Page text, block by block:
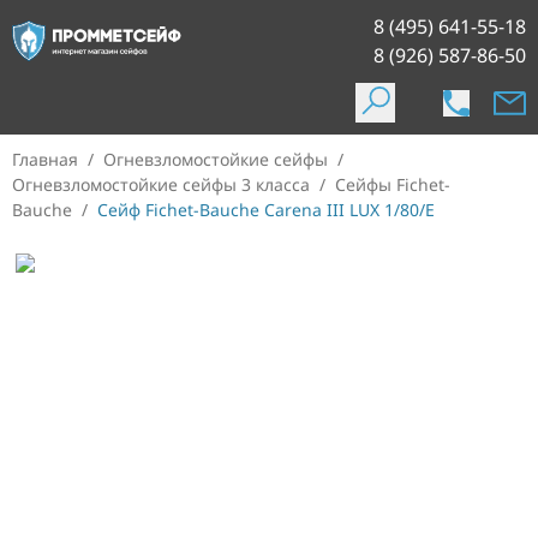
8 (495) 641-55-18
8 (926) 587-86-50
Главная / Огневзломостойкие сейфы /
Огневзломостойкие сейфы 3 класса / Сейфы Fichet-
Bauche / Сейф Fichet-Bauche Carena III LUX 1/80/E